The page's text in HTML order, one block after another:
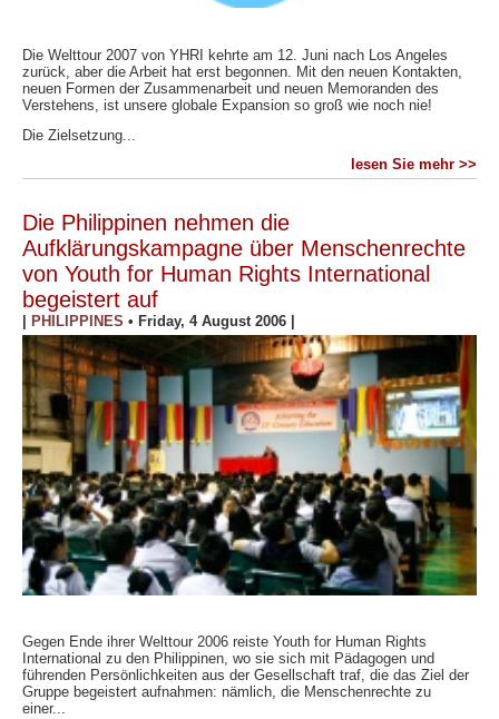
Die Welttour 2007 von YHRI kehrte am 12. Juni nach Los Angeles
zurück, aber die Arbeit hat erst begonnen. Mit den neuen Kontakten,
neuen Formen der Zusammenarbeit und neuen Memoranden des
Verstehens, ist unsere globale Expansion so groß wie noch nie!
Die Zielsetzung...
lesen Sie mehr >>
Die Philippinen nehmen die
Aufklärungskampagne über Menschenrechte
von Youth for Human Rights International
begeistert auf
| PHILIPPINES • Friday, 4 August 2006 |
Gegen Ende ihrer Welttour 2006 reiste Youth for Human Rights
International zu den Philippinen, wo sie sich mit Pädagogen und
führenden Persönlichkeiten aus der Gesellschaft traf, die das Ziel der
Gruppe begeistert aufnahmen: nämlich, die Menschenrechte zu
einer...